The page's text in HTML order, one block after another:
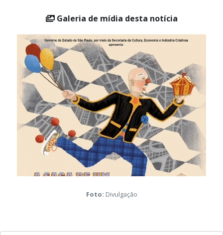
Galeria de mídia desta notícia
Foto:Divulgação